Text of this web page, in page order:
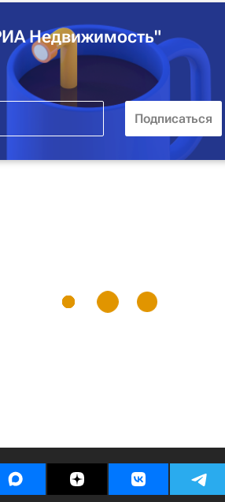
Недвижимость"